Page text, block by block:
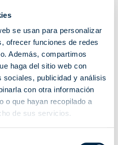
se usan para personalizar
ofrecer funciones de redes
Además, compartimos
haga del sitio web con
sociales, publicidad y análisis
con otra información
o que hayan recopilado a
de sus servicios.
todos los sistemas radio
radio Cherubini: motores Wave